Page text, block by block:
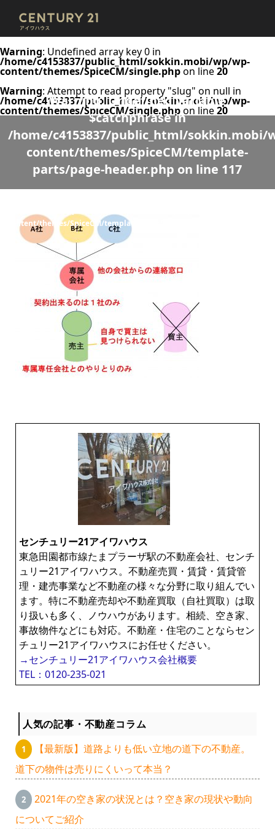
Warning: Undefined array key 0 in
/home/c4153837/public_html/sokkin.mobi/wp/wp-
content/themes/SpiceCM/single.phpon line20
Warning: Attempt to read property "slug" on null in
/home/c4153837/public_html/sokkin.mobi/wp/wp-
content/themes/SpiceCM/single.phpon line20
Warning: Undefined variable
$catchphrase in
/home/c4153837/public_html/sokkin.mobi/
content/themes/SpiceCM/template-
parts/page-header.php on line 117
content/themes/SpiceCM/template-parts/page-header.php
センチュリー21アイワハウス
東急田園都市線たまプラーザ駅の不動産会社、センチ
ュリー21アイワハウス。不動産売買・賃貸・賃貸管
理・建売事業など不動産の様々な分野に取り組んでい
ます。特に不動産売却や不動産買取（自社買取）は取
り扱いも多く、ノウハウがあります。相続、空き家、
事故物件などにも対応。不動産・住宅のことならセン
チュリー21アイワハウスにお任せください。
→センチュリー21アイワハウス会社概要
TEL：0120-235-021
人気の記事・不動産コラム
【最新版】道路よりも低い立地の道下の不動産。
道下の物件は売りにくいって本当？
2021年の空き家の状況とは？空き家の現状や動向
についてご紹介